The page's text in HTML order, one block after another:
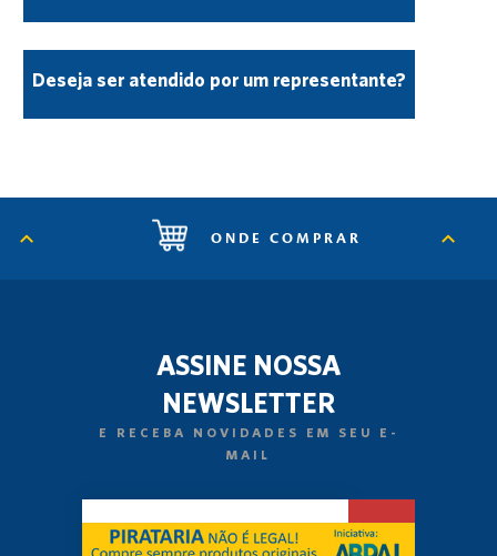
Deseja ser atendido por um representante?
ONDE COMPRAR
ASSINE NOSSA
NEWSLETTER
E RECEBA NOVIDADES EM SEU E-
MAIL